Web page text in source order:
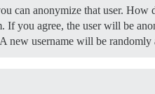
can anonymize that user. How
If you agree, the user will be
new username will be